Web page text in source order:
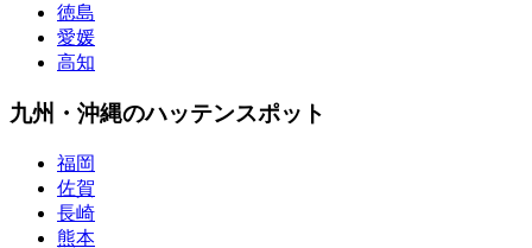
徳島
愛媛
高知
九州・沖縄のハッテンスポット
福岡
佐賀
長崎
熊本